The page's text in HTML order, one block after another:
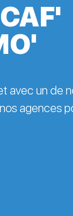
avec un de
agences